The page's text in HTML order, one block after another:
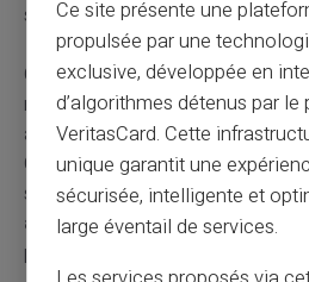
simplifient heureusement cette
Consultez le centre d'aide
responsable afin de connaître
adéquat permettant un
Cette initiative reste
stopper entièrement
additionnels mensuelsliés à un
préalablement occulté dès le
Ce site présente une
propulsée par une
exclusive, développée en
d’algorithmes détenus par le
VeritasCard. Cette
unique garantit une
sécurisée, intelligente et
large éventail de services.